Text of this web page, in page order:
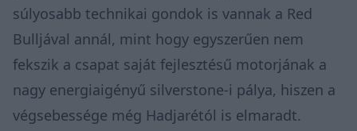
súlyosabb technikai gondok is vannak a Red
Bulljával annál, mint hogy egyszerűen nem
fekszik a csapat saját fejlesztésű motorjának a
nagy energiaigényű silverstone-i pálya, hiszen a
végsebessége még Hadjarétól is elmaradt.